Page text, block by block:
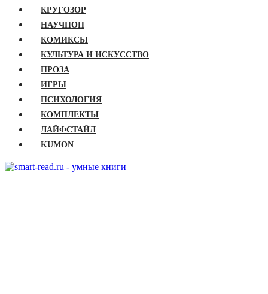
КРУГОЗОР
НАУЧПОП
КОМИКСЫ
КУЛЬТУРА И ИСКУССТВО
ПРОЗА
ИГРЫ
ПСИХОЛОГИЯ
КОМПЛЕКТЫ
ЛАЙФСТАЙЛ
KUMON